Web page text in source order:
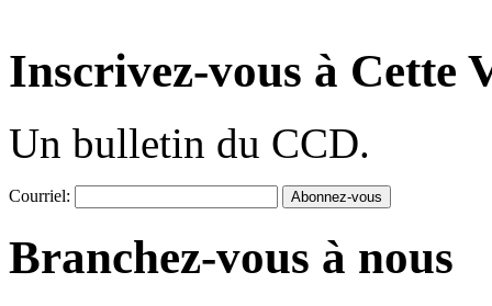
Inscrivez-vous à Cette
Un bulletin du CCD.
Courriel:
Branchez-vous à nous